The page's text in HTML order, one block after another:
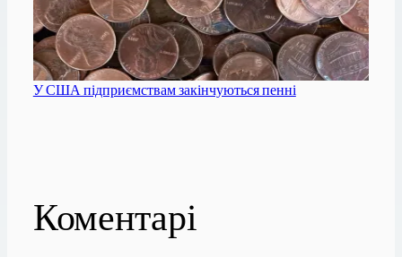
У США підприємствам закінчуються пенні
Коментарі